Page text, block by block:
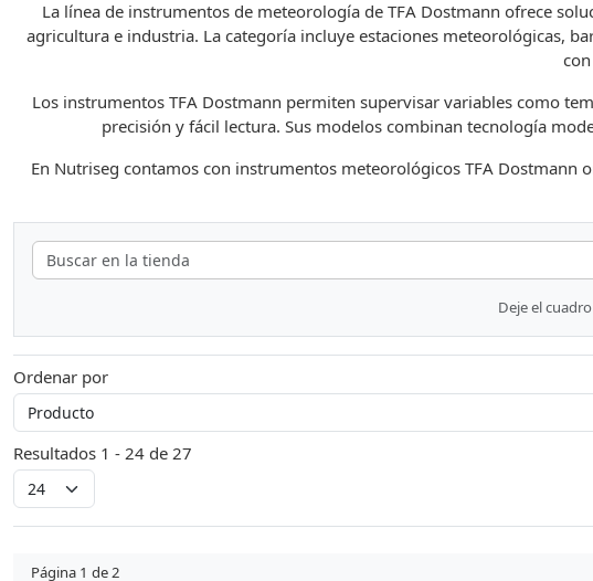
La línea de instrumentos de meteorología de TFA Dostmann ofrece
agricultura e industria. La categoría incluye estaciones meteorológicas,
Los instrumentos TFA Dostmann permiten supervisar variables como
precisión y fácil lectura. Sus modelos combinan tecnología
En Nutriseg contamos con instrumentos meteorológicos TFA
Deje el
Ordenar por
Resultados 1 - 24 de 27
Página 1 de 2